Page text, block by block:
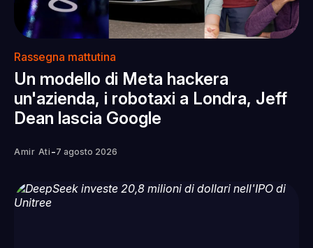
Rassegna mattutina
Un modello di Meta hackera
un'azienda, i robotaxi a Londra, Jeff
Dean lascia Google
Amir Ati -7 agosto 2026